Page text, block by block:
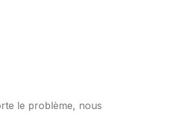
le problème, nous